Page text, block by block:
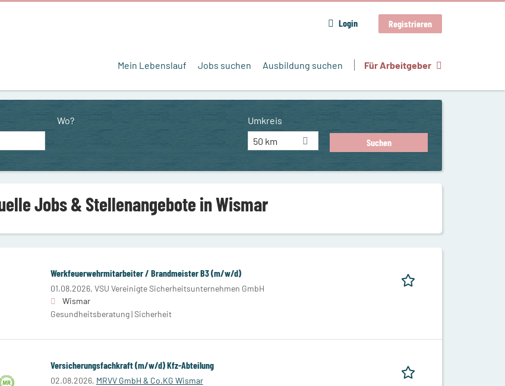
Login Registrieren
Mein Lebenslauf Jobs suchen Ausbildung suchen Für Arbeitgeber
Wo?
Umkreis
50 km
Jobs & Stellenangebote in Wismar
Werkfeuerwehrmitarbeiter / Brandmeister B3 (m/w/d)
01.08.2026, VSU Vereinigte Sicherheitsunternehmen GmbH
Wismar
Gesundheitsberatung | Sicherheit
Versicherungsfachkraft (m/w/d) Kfz-Abteilung
02.08.2026, MRVV GmbH & Co.KG Wismar